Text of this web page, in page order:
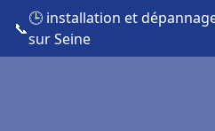
📞
🕒 installation et
sur Seine